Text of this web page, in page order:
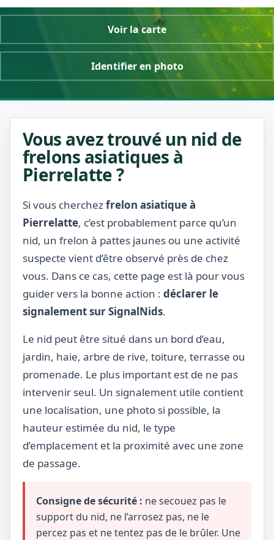
Voir la carte
Identifier en photo
Vous avez trouvé un nid de
frelons asiatiques à
Pierrelatte ?
Si vous cherchezfrelon asiatique à
Pierrelatte, c’est probablement parce qu’un
nid, un frelon à pattes jaunes ou une activité
suspecte vient d’être observé près de chez
vous. Dans ce cas, cette page est là pour vous
guider vers la bonne action : déclarer le
signalement sur SignalNids.
Le nid peut être situé dans un bord d’eau,
jardin, haie, arbre de rive, toiture, terrasse ou
promenade. Le plus important est de ne pas
intervenir seul. Un signalement utile contient
une localisation, une photo si possible, la
hauteur estimée du nid, le type
d’emplacement et la proximité avec une zone
de passage.
Consigne de sécurité : ne secouez pas le
support du nid, ne l’arrosez pas, ne le
percez pas et ne tentez pas de le brûler. Une